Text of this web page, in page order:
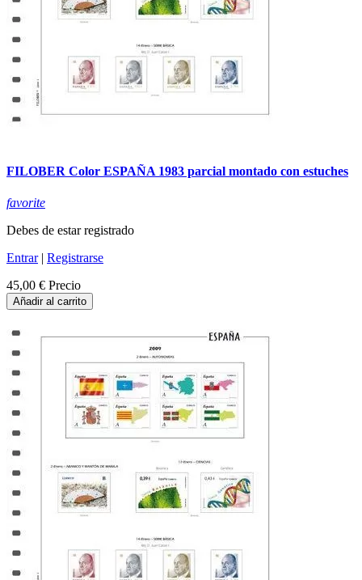
FILOBER Color ESPAÑA 1983 parcial montado con estuches
favorite
Debes de estar registrado
Entrar| Registrarse
45,00 € Precio
Añadir al carrito